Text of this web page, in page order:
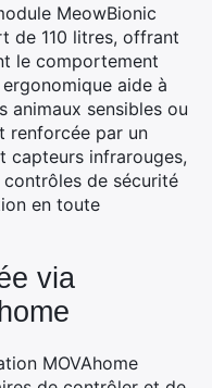
MeowBionic
de 110 litres, offrant
le comportement
aide à
animaux sensibles ou
renforcée par un
capteurs infrarouges,
de sécurité
en toute
via
MOVAhome